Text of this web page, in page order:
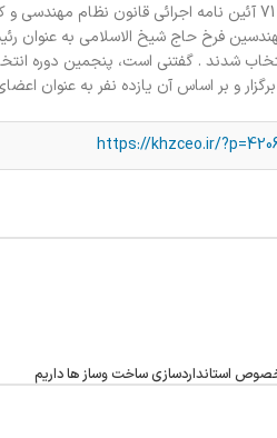
بر اساس ماده 71 آئین نامه اجرائی قانون
فرخ حاج شیخ الاسلامی به عنوان
شدند . گفتنی است، پنجمین دوره
https://khzceo.ir/
استانداردسازی ساخت وساز ها داریم